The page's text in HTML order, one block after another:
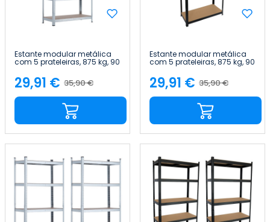
Estante modular metálica
com 5 prateleiras, 875 kg, 90
x 40 x 180 cm Thinia Home
Preço
normal
35,90 €
Preço
29,91 €
Estante modular metálica
com 5 prateleiras, 875 kg, 90
x 40 x 180 cm Thinia Home
Preço
normal
35,90 €
Preço
29,91 €